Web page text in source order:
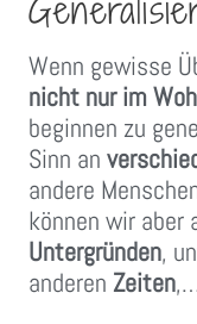
Wenn gewisse
nicht nur im
beginnen zu
Sinn an
andere
können wir aber
Untergründen,
anderen Zeiten